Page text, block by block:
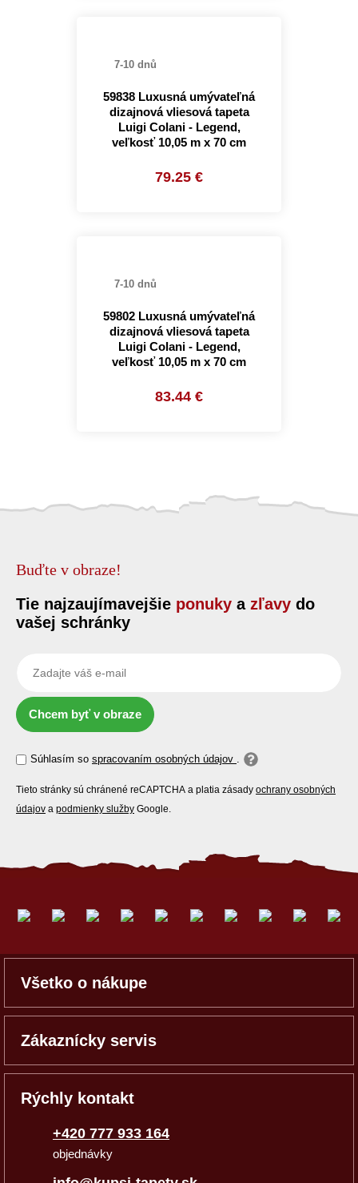
7-10 dnů
59838 Luxusná umývateľná
dizajnová vliesová tapeta
Luigi Colani - Legend,
veľkosť 10,05 m x 70 cm
79.25 €
7-10 dnů
59802 Luxusná umývateľná
dizajnová vliesová tapeta
Luigi Colani - Legend,
veľkosť 10,05 m x 70 cm
83.44 €
Buďte v obraze!
Tie najzaujímavejšie ponuky a zľavy do
vašej schránky
Chcem byť v obraze
Súhlasím so spracovaním osobných údajov .
Tieto stránky sú chránené reCAPTCHA a platia zásady ochrany osobných
údajov a podmienky služby Google.
Všetko o nákupe
Zákaznícky servis
Rýchly kontakt
+420 777 933 164
objednávky